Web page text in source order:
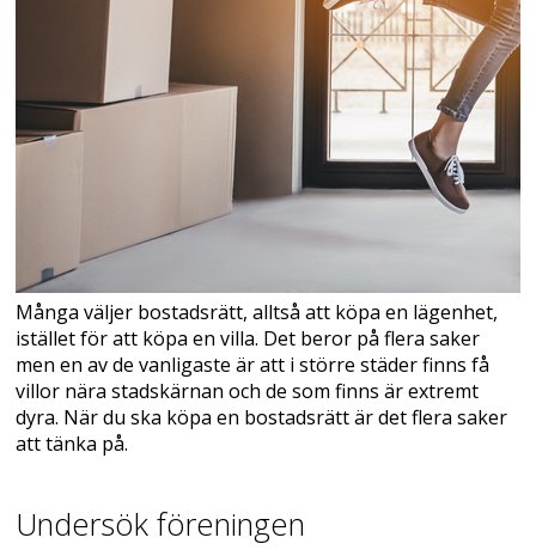
Många väljer bostadsrätt, alltså att köpa en lägenhet,
istället för att köpa en villa. Det beror på flera saker
men en av de vanligaste är att i större städer finns få
villor nära stadskärnan och de som finns är extremt
dyra. När du ska köpa en bostadsrätt är det flera saker
att tänka på.
Undersök föreningen